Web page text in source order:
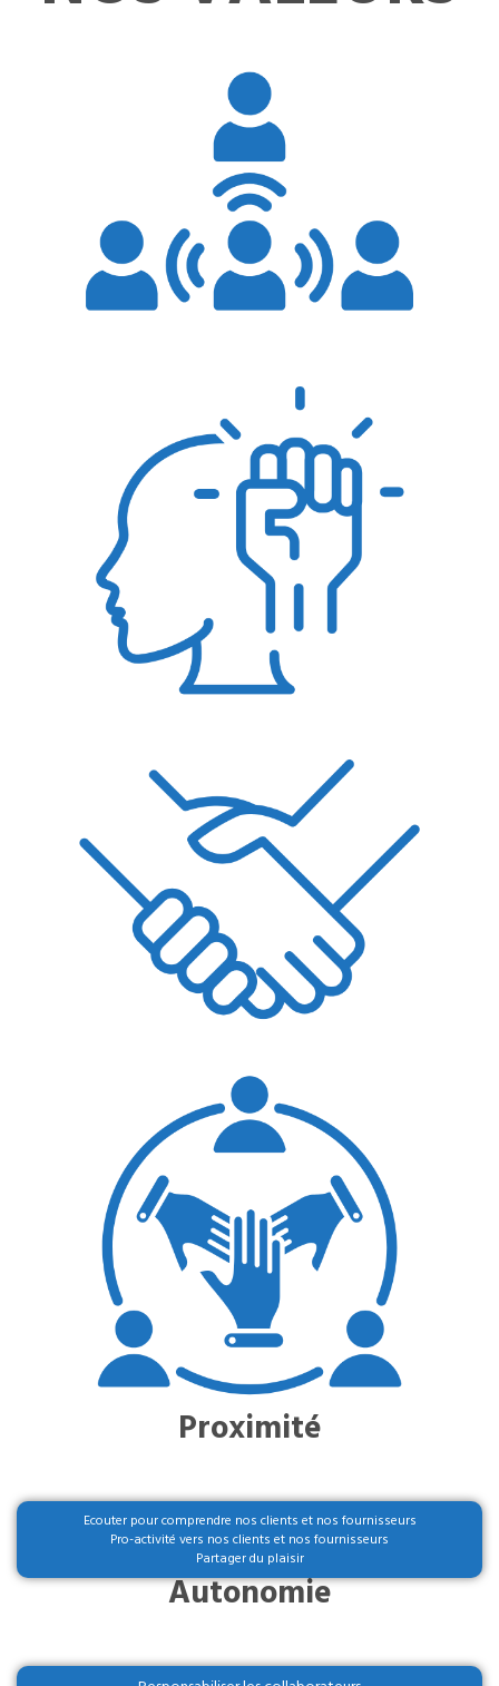
Proximité
Ecouter pour comprendre nos clients et nos fournisseurs
Pro-activité vers nos clients et nos fournisseurs
Partager du plaisir
Autonomie